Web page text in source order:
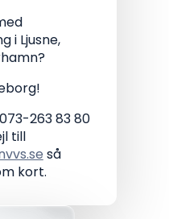
Ljusne,
263 83 80
till
så
kort.